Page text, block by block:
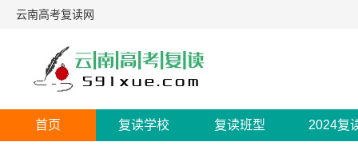
云南高考复读网
首页 复读学校 复读班型 2024复